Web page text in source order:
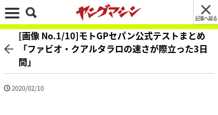
記事へ戻る
[画像 No.1/10]モトGPセパン公式テストまとめ
「ファビオ・クアルタラロの速さが際立った3日
間」
2020/02/10